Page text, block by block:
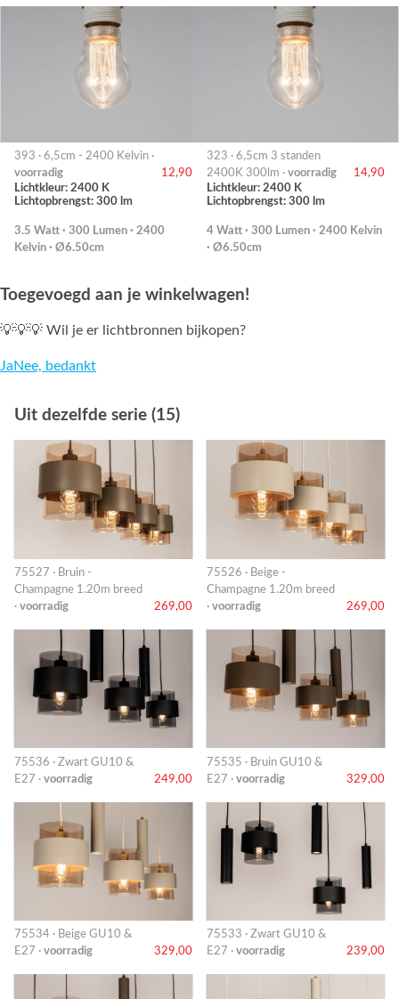
393 · 6,5cm - 2400 Kelvin ·
voorradig
12,90
Lichtkleur: 2400 K
Lichtopbrengst: 300 lm
3.5 Watt · 300 Lumen · 2400
Kelvin · Ø6.50cm
323 · 6,5cm 3 standen
2400K 300lm · voorradig
14,90
Lichtkleur: 2400 K
Lichtopbrengst: 300 lm
4 Watt · 300 Lumen · 2400 Kelvin
· Ø6.50cm
Toegevoegd aan je winkelwagen!
💡💡💡 Wil je er lichtbronnen bijkopen?
JaNee, bedankt
Uit dezelfde serie (15)
75527 · Bruin -
Champagne 1.20m breed
· voorradig 269,00
75526 · Beige -
Champagne 1.20m breed
· voorradig 269,00
75536 · Zwart GU10 &
E27 · voorradig 249,00
75535 · Bruin GU10 &
E27 · voorradig 329,00
75534 · Beige GU10 &
E27 · voorradig 329,00
75533 · Zwart GU10 &
E27 · voorradig 239,00